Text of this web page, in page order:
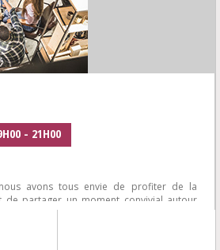
- 21H00
avons tous envie de profiter de la
partager un moment convivial autour